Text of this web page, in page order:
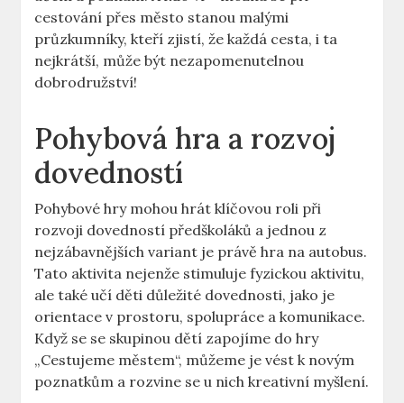
cestování ‌přes⁤ město stanou malými
průzkumníky, kteří zjistí, že každá cesta, i ta
nejkrátší, může být ⁤nezapomenutelnou
dobrodružství!
Pohybová hra a rozvoj
dovedností
Pohybové hry mohou hrát klíčovou ‍roli při
rozvoji dovedností předškoláků a jednou z
nejzábavnějších variant je právě hra na autobus.
⁣Tato aktivita nejenže ​stimuluje fyzickou aktivitu,
ale ⁣také​ učí děti důležité dovednosti, jako je
orientace v prostoru,‌ spolupráce a komunikace.
Když ‌se se skupinou dětí zapojíme do⁢ hry
„Cestujeme městem“, můžeme je vést k novým
poznatkům a rozvine ⁣se u‍ nich‍ kreativní myšlení.